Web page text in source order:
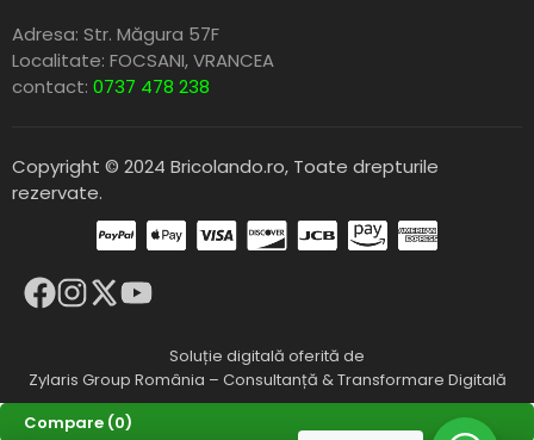
Adresa: Str. Măgura 57F
Localitate: FOCSANI,VRANCEA
contact: 0737 478 238
Copyright © 2024 Bricolando.ro, Toate drepturile
rezervate.
Soluție digitală oferită de
Zylaris Group România – Consultanță & Transformare Digitală
Compare (0)